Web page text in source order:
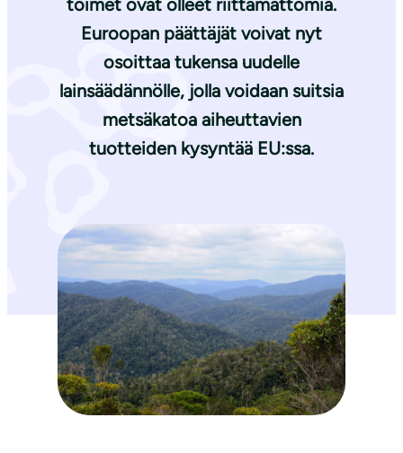
toimet ovat olleet riittämättömiä.
Euroopan päättäjät voivat nyt
osoittaa tukensa uudelle
lainsäädännölle, jolla voidaan suitsia
metsäkatoa aiheuttavien
tuotteiden kysyntää EU:ssa.